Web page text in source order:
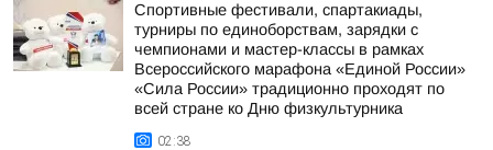
Спортивные фестивали, спартакиады,
турниры по единоборствам, зарядки с
чемпионами и мастер-классы в рамках
Всероссийского марафона «Единой России»
«Сила России» традиционно проходят по
всей стране ко Дню физкультурника
02:38